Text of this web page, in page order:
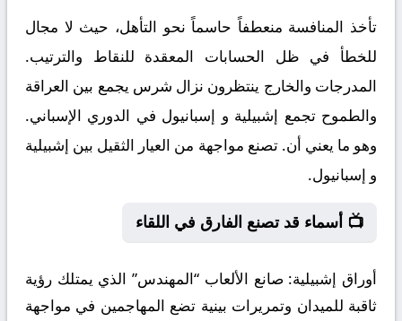
تأخذ المنافسة منعطفاً حاسماً نحو التأهل، حيث لا مجال
للخطأ في ظل الحسابات المعقدة للنقاط والترتيب.
المدرجات والخارج ينتظرون نزال شرس يجمع بين العراقة
والطموح تجمع إشبيلية و إسبانيول في الدوري الإسباني.
وهو ما يعني أن. تصنع مواجهة من العيار الثقيل بين إشبيلية
و إسبانيول.
📺 أسماء قد تصنع الفارق في اللقاء
أوراق إشبيلية: صانع الألعاب “المهندس” الذي يمتلك رؤية
ثاقبة للميدان وتمريرات بينية تضع المهاجمين في مواجهة